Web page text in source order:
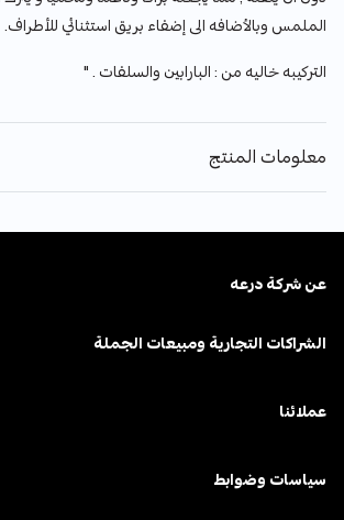
الملمس وبالأضافه الى إضفاء بريق استثنائي للأطراف.
التركيبه خاليه من : البارابين والسلفات . "
معلومات المنتج
عن ﺷﺮﻛﺔ درﻋﻪ
الشراكات التجارية ومبيعات الجملة
عملائنا
سياسات وضوابط